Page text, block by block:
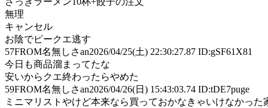
無理
キャンセル
お陰でピークエ逃す
57FROM名無しさan2026/04/25(土) 22:30:27.87 ID:gSF61X81
今日も商品溜まってたな
安いからクエ終わったらやめた
59FROM名無しさan2026/04/26(日) 15:43:03.74 ID:tDE7puge
ミニマリストやけど本来なら買っておかなきゃいけなかった